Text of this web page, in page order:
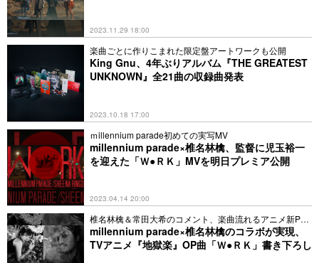
2023.11.29 18:00
楽曲ごとに作りこまれた限定盤アートワークも公開
King Gnu、4年ぶりアルバム『THE GREATEST
UNKNOWN』全21曲の収録曲発表
2023.10.18 17:00
ｍillennium parade初めての実写MV
millennium parade×椎名林檎、監督に児玉裕一
を迎えた「Ｗ●ＲＫ」MVを明日プレミア公開
2023.04.14 20:00
椎名林檎＆常田大希のコメント、楽曲流れるアニメ新PV
公開
millennium parade×椎名林檎のコラボが実現、
TVアニメ『地獄楽』OP曲「Ｗ●ＲＫ」書き下ろし